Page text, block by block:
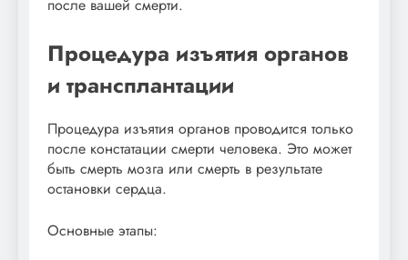
после вашей смерти.
Процедура изъятия органов
и трансплантации
Процедура изъятия органов проводится только
после констатации смерти человека. Это может
быть смерть мозга или смерть в результате
остановки сердца.
Основные этапы: